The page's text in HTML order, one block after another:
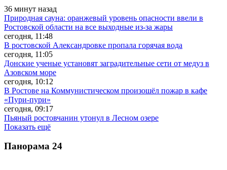
36 минут назад
Природная сауна: оранжевый уровень опасности ввели в
Ростовской области на все выходные из-за жары
сегодня, 11:48
В ростовской Александровке пропала горячая вода
сегодня, 11:05
Донские ученые установят заградительные сети от медуз в
Азовском море
сегодня, 10:12
В Ростове на Коммунистическом произошёл пожар в кафе
«Пури-пури»
сегодня, 09:17
Пьяный ростовчанин утонул в Лесном озере
Показать ещё
Панорама 24